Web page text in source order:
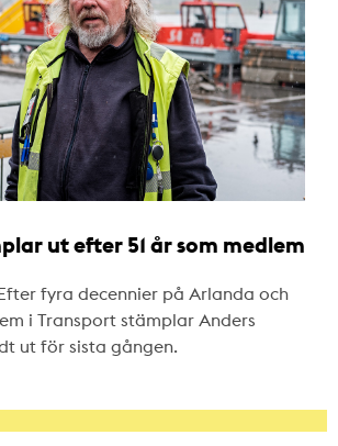
ut efter 51 år som medlem
fyra decennier på Arlanda och
i Transport stämplar Anders
ut för sista gången.